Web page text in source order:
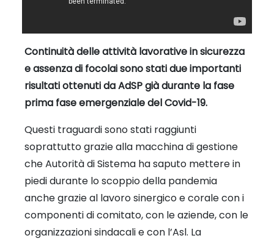
Continuità delle attività lavorative in sicurezza
e assenza di focolai sono stati due importanti
risultati ottenuti da AdSP già durante la fase
prima fase emergenziale del Covid-19.
Questi traguardi sono stati raggiunti
soprattutto grazie alla macchina di gestione
che Autorità di Sistema ha saputo mettere in
piedi durante lo scoppio della pandemia
anche grazie al lavoro sinergico e corale con i
componenti di comitato, con le aziende, con le
organizzazioni sindacali e con l’Asl. La